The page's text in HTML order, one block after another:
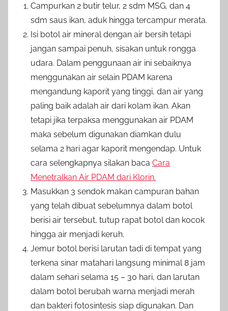
Campurkan 2 butir telur, 2 sdm MSG, dan 4
sdm saus ikan, aduk hingga tercampur merata.
Isi botol air mineral dengan air bersih tetapi
jangan sampai penuh, sisakan untuk rongga
udara. Dalam penggunaan air ini sebaiknya
menggunakan air selain PDAM karena
mengandung kaporit yang tinggi, dan air yang
paling baik adalah air dari kolam ikan. Akan
tetapi jika terpaksa menggunakan air PDAM
maka sebelum digunakan diamkan dulu
selama 2 hari agar kaporit mengendap. Untuk
cara selengkapnya silakan baca Cara
Menetralkan Air PDAM dari Klorin.
Masukkan 3 sendok makan campuran bahan
yang telah dibuat sebelumnya dalam botol
berisi air tersebut, tutup rapat botol dan kocok
hingga air menjadi keruh.
Jemur botol berisi larutan tadi di tempat yang
terkena sinar matahari langsung minimal 8 jam
dalam sehari selama 15 – 30 hari, dan larutan
dalam botol berubah warna menjadi merah
dan bakteri fotosintesis siap digunakan. Dan